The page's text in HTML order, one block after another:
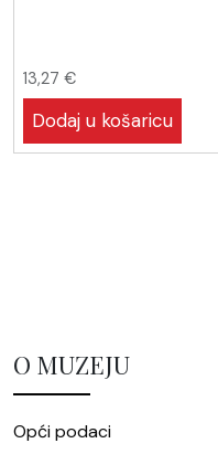
13,27 €
Dodaj u košaricu
O MUZEJU
Opći podaci